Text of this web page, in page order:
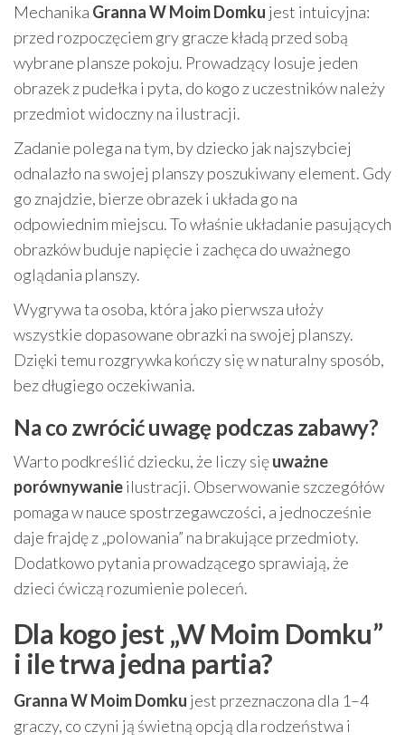
Mechanika Granna W Moim Domku jest intuicyjna:
przed rozpoczęciem gry gracze kładą przed sobą
wybrane plansze pokoju. Prowadzący losuje jeden
obrazek z pudełka i pyta, do kogo z uczestników należy
przedmiot widoczny na ilustracji.
Zadanie polega na tym, by dziecko jak najszybciej
odnalazło na swojej planszy poszukiwany element. Gdy
go znajdzie, bierze obrazek i układa go na
odpowiednim miejscu. To właśnie układanie pasujących
obrazków buduje napięcie i zachęca do uważnego
oglądania planszy.
Wygrywa ta osoba, która jako pierwsza ułoży
wszystkie dopasowane obrazki na swojej planszy.
Dzięki temu rozgrywka kończy się w naturalny sposób,
bez długiego oczekiwania.
Na co zwrócić uwagę podczas zabawy?
Warto podkreślić dziecku, że liczy sięuważne
porównywanieilustracji. Obserwowanie szczegółów
pomaga w nauce spostrzegawczości, a jednocześnie
daje frajdę z „polowania” na brakujące przedmioty.
Dodatkowo pytania prowadzącego sprawiają, że
dzieci ćwiczą rozumienie poleceń.
Dla kogo jest „W Moim Domku”
i ile trwa jedna partia?
Granna W Moim Domku jest przeznaczona dla 1–4
graczy, co czyni ją świetną opcją dla rodzeństwa i